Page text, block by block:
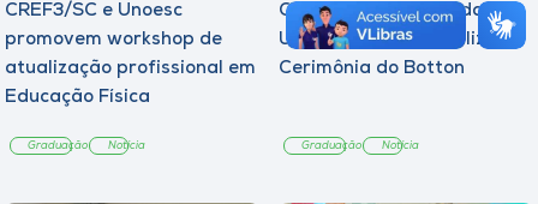
CREF3/SC e Unoesc
promovem workshop de
atualização profissional em
Educação Física
Graduação Notícia
Curso de Psicologia da
Unoesc Joaçaba realiza 2ª
Cerimônia do Botton
Graduação Notícia